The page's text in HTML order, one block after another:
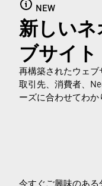
NEW
新しい
ブサイト
再構築されたウェブ
取引先、消費者、
ーズに合わせてわか
今すぐご興味のある
クリニック・ス
リニック、
は、衛生施設向
ニークな色分け
続きを読む
法的通知